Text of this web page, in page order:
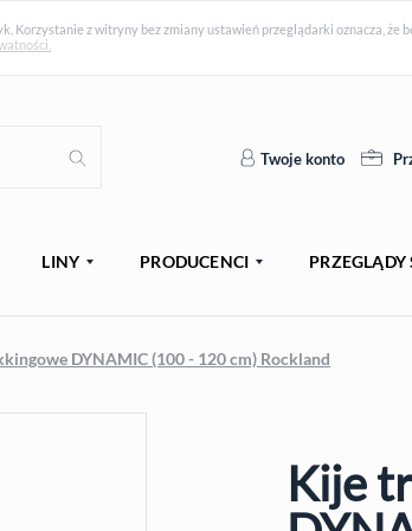
Korzystanie z witryny bez zmiany ustawień przeglądarki oznacza, że
Twoje konto
LINY PRODUCENCI PRZEGLĄDY
DYNAMIC (100 - 120 cm) Rockland
PROMOCJAKije